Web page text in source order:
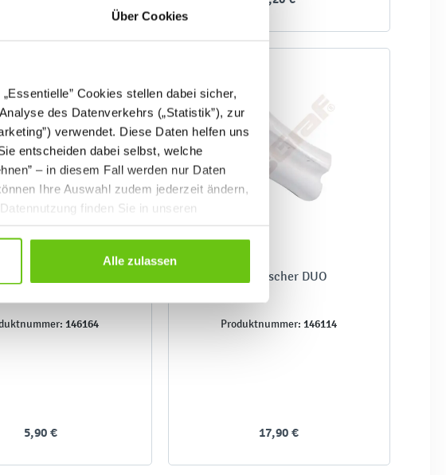
Über Cookies
Cookies stellen dabei sicher,
des Datenverkehrs („Statistik”), zur
verwendet. Diese Daten helfen uns
entscheiden dabei selbst, welche
– in diesem Fall werden nur Daten
Ihre Auswahl zudem jederzeit ändern,
finden Sie in unseren
Alle zulassen
146164
5,90 €
Tafelwischer DUO
Produktnummer: 146114
17,90 €